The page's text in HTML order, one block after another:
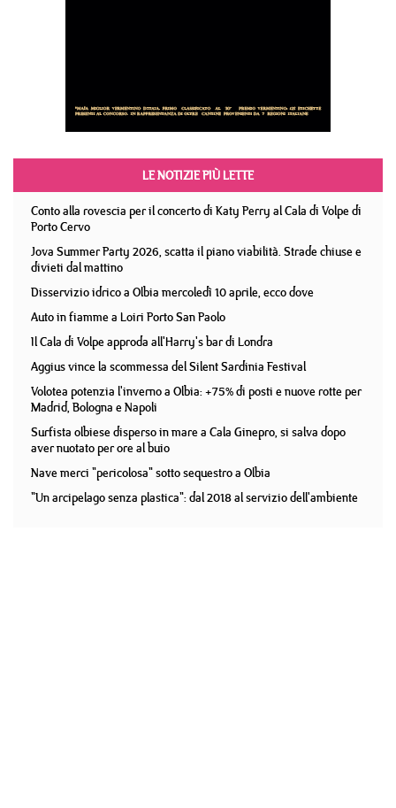
LE NOTIZIE PIÙ LETTE
Conto alla rovescia per il concerto di Katy Perry al Cala di Volpe di
Porto Cervo
Jova Summer Party 2026, scatta il piano viabilità. Strade chiuse e
divieti dal mattino
Disservizio idrico a Olbia mercoledì 10 aprile, ecco dove
Auto in fiamme a Loiri Porto San Paolo
Il Cala di Volpe approda all'Harry's bar di Londra
Aggius vince la scommessa del Silent Sardinia Festival
Volotea potenzia l'inverno a Olbia: +75% di posti e nuove rotte per
Madrid, Bologna e Napoli
Surfista olbiese disperso in mare a Cala Ginepro, si salva dopo
aver nuotato per ore al buio
Nave merci "pericolosa" sotto sequestro a Olbia
"Un arcipelago senza plastica": dal 2018 al servizio dell'ambiente